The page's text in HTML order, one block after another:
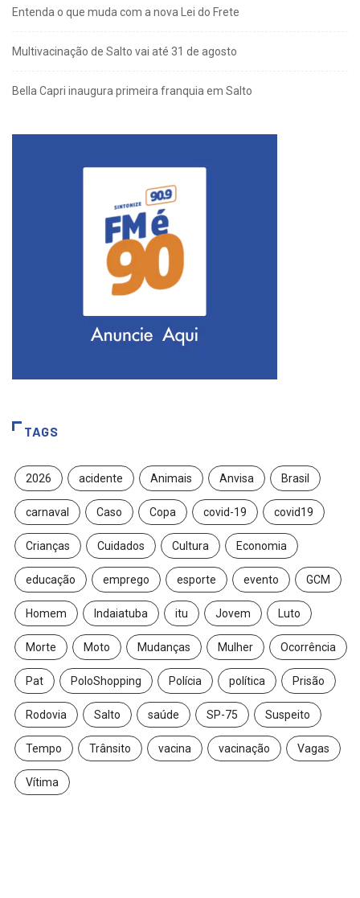
Entenda o que muda com a nova Lei do Frete
Multivacinação de Salto vai até 31 de agosto
Bella Capri inaugura primeira franquia em Salto
TAGS
2026 acidente Animais Anvisa Brasil
carnaval Caso Copa covid-19 covid19
Crianças Cuidados Cultura Economia
educação emprego esporte evento GCM
Homem Indaiatuba itu Jovem Luto
Morte Moto Mudanças Mulher Ocorrência
Pat PoloShopping Polícia política Prisão
Rodovia Salto saúde SP-75 Suspeito
Tempo Trânsito vacina vacinação Vagas
Vítima